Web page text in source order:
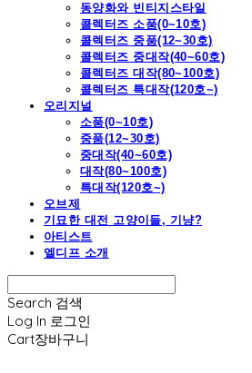
동양화와 빈티지스타일
콜렉터즈 소품(0~10호)
콜렉터즈 중품(12~30호)
콜렉터즈 중대작(40~60호)
콜렉터즈 대작(80~100호)
콜렉터즈 특대작(120호~)
오리지널
소품(0~10호)
중품(12~30호)
중대작(40~60호)
대작(80~100호)
특대작(120호~)
오브제
기묘한 대전 고양이들, 기냥?
아티스트
엘디프 소개
Search 검색
Log In 로그인
Cart장바구니